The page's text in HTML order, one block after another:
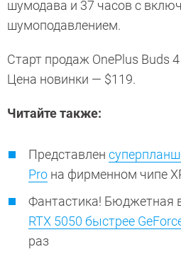
шумодава и 37 часов с
шумоподавлением.
Старт продаж OnePlus Buds
Цена новинки — $119.
Читайте также:
Представлен
Pro на фирменном чипе
Фантастика! Бюджетная
RTX 5050 быстрее
раз